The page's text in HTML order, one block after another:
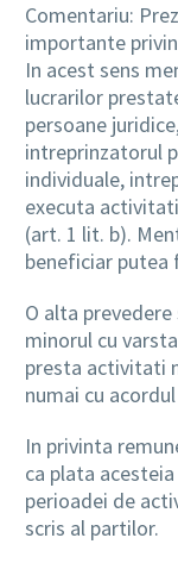
Comentariu:
importante
In acest sens
lucrarilor
persoane
intreprinzatorul
individuale,
executa
(art. 1 lit. b).
beneficiar putea
O alta
minorul cu
presta activitati
numai cu
In privinta
ca plata
perioadei de
scris al partilor.